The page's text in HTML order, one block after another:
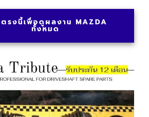
รงนี้เพื่อดูผลงาน MAZDA
ทั้งหมด